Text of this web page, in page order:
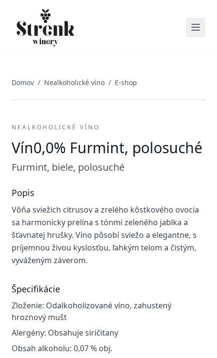
Domov / Nealkoholické víno / E-shop
NEALKOHOLICKÉ VÍNO
Vín0,0% Furmint, polosuché
Furmint, biele, polosuché
Popis
Vôňa sviežich citrusov a zrelého kôstkového ovocia
sa harmonicky prelína s tónmi zeleného jablka a
šťavnatej hrušky. Víno pôsobí sviežo a elegantne, s
príjemnou živou kyslosťou, ľahkým telom a čistým,
vyváženým záverom.
Špecifikácie
Zloženie: Odalkoholizované víno, zahustený
hroznový mušt
Alergény: Obsahuje siričitany
Obsah alkoholu: 0,07 % obj.